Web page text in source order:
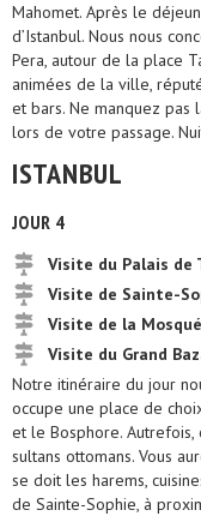
Mahomet. Après le
d’Istanbul. Nous nous
Pera, autour de la place
animées de la ville,
et bars. Ne manquez pas
lors de votre passage.
ISTANBUL
JOUR 4
Visite du Palais de
Visite de Sainte-
Visite de la
Visite du Grand
Notre itinéraire du jour
occupe une place de
et le Bosphore.
sultans ottomans. Vous
se doit les harems,
de Sainte-Sophie, à